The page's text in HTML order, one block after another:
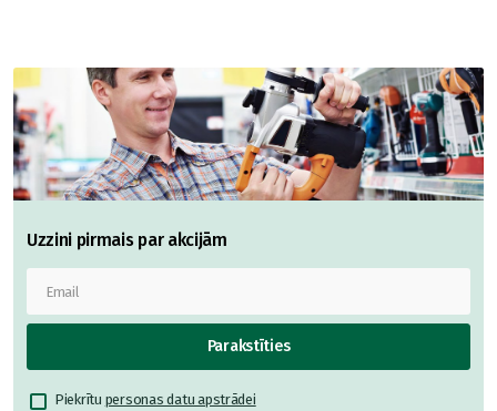
Uzzini pirmais par akcijām
Parakstīties
Piekrītu personas datu apstrādei